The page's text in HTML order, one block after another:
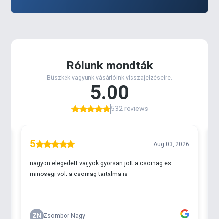
esetben szárazon tartja a PVA hálónkat, egy
összetömörítésében segít.
egyértelműen a legerősebb szövéssel, amely főként
a dobós horgászatoknál fontos, emellett azokban
az esetekben, amikor a hálóba töltött keverékünk
variánst érdemes bevetni.
mindenképpen figyelni kell arra, hogy az összetevők
ne tartalmazzanak vizet, hiszen az idő előtt
alkohol bázisú, PVA barát Liquidekkel, melyek